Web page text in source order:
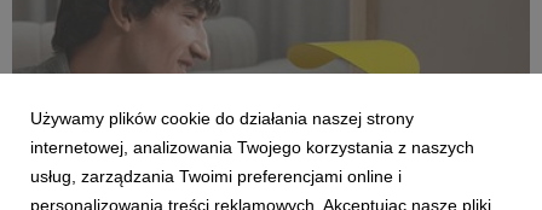
Używamy plików cookie do działania naszej strony
internetowej, analizowania Twojego korzystania z naszych
usług, zarządzania Twoimi preferencjami online i
personalizowania treści reklamowych. Akceptując nasze pliki